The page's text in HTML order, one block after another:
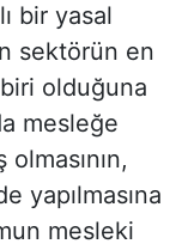
bir yasal
sektörün en
olduğuna
mesleğe
yapılmasına
mesleki